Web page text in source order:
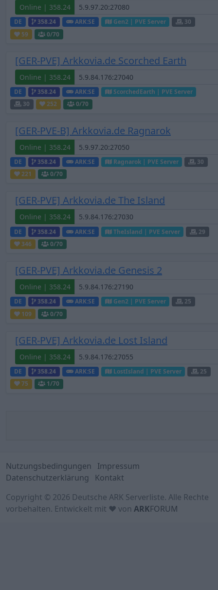
Online | 358.24
DE 358.24 ARK:SE Gen2 | PVE Server
30
59
0/70
[GER-PVE] Arkkovia.de Scorched Earth
Online | 358.24
DE 358.24 ARK:SE
ScorchedEarth | PVE Server
30
252 0/70
[GER-PVE-B] Arkkovia.de Ragnarok
Online | 358.24
DE 358.24 ARK:SE Ragnarok | PVE Server
30
221
0/70
[GER-PVE] Arkkovia.de The Island
Online | 358.24
DE 358.24 ARK:SE TheIsland | PVE Server
29
346
0/70
[GER-PVE] Arkkovia.de Genesis 2
Online | 358.24
DE 358.24 ARK:SE Gen2 | PVE Server
25
109
0/70
[GER-PVE] Arkkovia.de Lost Island
Online | 358.24
DE 358.24 ARK:SE LostIsland | PVE Server
25
75
1/70
Nutzungsbedingungen
Impressum
Datenschutzerklärung
Kontakt
Copyright © 2026 Deutsche ARK Serverliste. Alle Rechte
vorbehalten. Entwickelt mit ♥ von ARKFORUM